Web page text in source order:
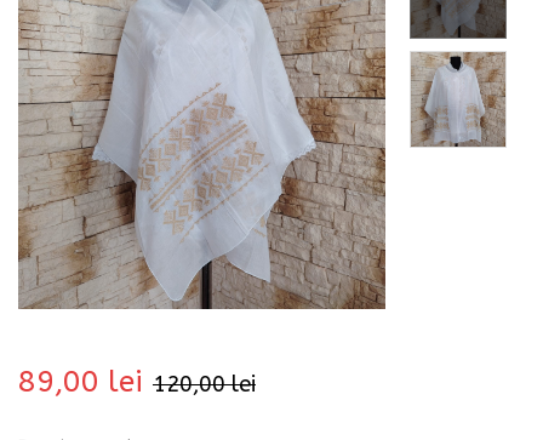
120,00lei
89,00 lei